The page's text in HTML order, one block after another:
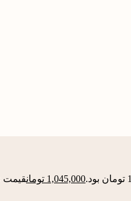
1,045,000 تومانقیمت فعلی: